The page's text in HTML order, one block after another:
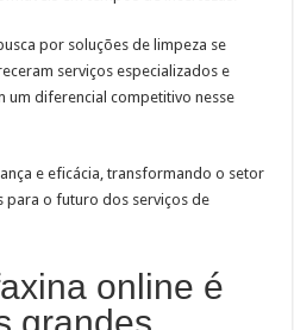
por soluções de limpeza se
serviços especializados e
um diferencial competitivo nesse
e eficácia, transformando o setor
para o futuro dos serviços de
online é
grandes